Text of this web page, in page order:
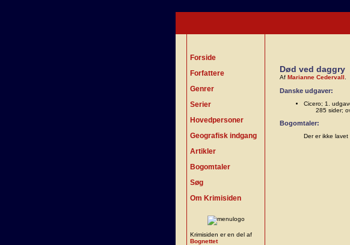
Forside
Forfattere
Genrer
Serier
Hovedpersoner
Geografisk indgang
Artikler
Bogomtaler
Søg
Om Krimisiden
Krimisiden er en del af
Bognettet
Død ved daggry
Af Marianne Cedervall
Danske udgaver:
Cicero; 1.
285 sider;
Bogomtaler:
Der er ikke